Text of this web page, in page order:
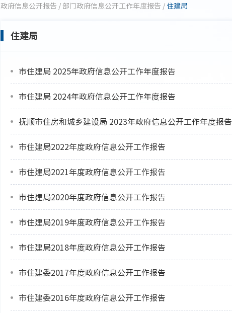
政府信息公开报告 / 部门政府信息公开工作年度报告 / 住建局
住建局
市住建局 2025年政府信息公开工作年度报告
市住建局 2024年政府信息公开工作年度报告
抚顺市住房和城乡建设局 2023年政府信息公开工作年度报告
市住建局2022年度政府信息公开工作报告
市住建局2021年度政府信息公开工作报告
市住建局2020年度政府信息公开工作报告
市住建局2019年度政府信息公开工作报告
市住建局2018年度政府信息公开工作报告
市住建委2017年度政府信息公开工作报告
市住建委2016年度政府信息公开工作报告